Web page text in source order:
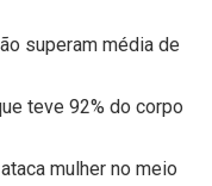
superam média de
teve 92% do corpo
mulher no meio